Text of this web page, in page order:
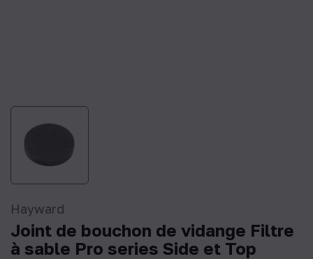
Hayward
Joint de bouchon de vidange Filtre
à sable Pro series Side et Top